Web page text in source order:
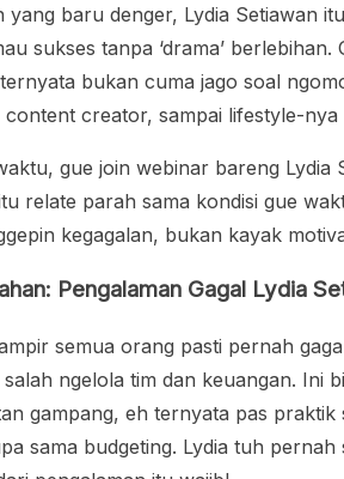
yang baru denger, Lydia Setiawan
sukses tanpa ‘drama’
bukan cuma jago soal
creator, sampai lifestyle-
gue join webinar bareng
relate parah sama kondisi gue
kegagalan, bukan kayak
Pengalaman Gagal Lydia
semua orang pasti pernah
ngelola tim dan keuangan. Ini
gampang, eh ternyata pas
sama budgeting. Lydia tuh